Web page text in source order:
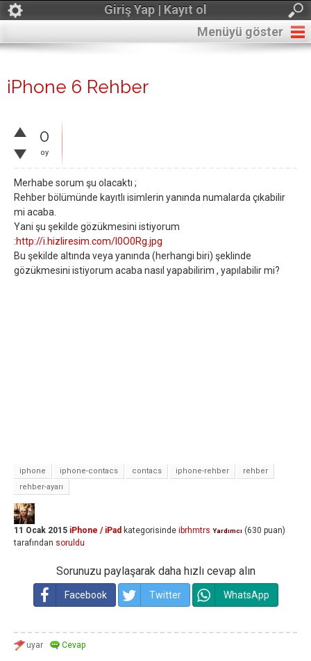
Giriş Yap | Kayıt ol
Menüyü göster
iPhone 6 Rehber
0
oy
Merhabe sorum şu olacaktı ;
Rehber bölümünde kayıtlı isimlerin yanında numalarda çıkabilir
mi acaba.
Yani şu şekilde gözükmesini istiyorum
:http://i.hizliresim.com/l0O0Rg.jpg
Bu şekilde altında veya yanında (herhangi biri) şeklinde
gözükmesini istiyorum acaba nasıl yapabilirim , yapılabilir mi?
iphone iphone-contacs contacs iphone-rehber
rehber
rehber-ayarı
11 Ocak 2015 iPhone / iPad kategorisinde ibrhmtrs Yardımcı (630 puan)
tarafından soruldu
Sorunuzu paylaşarak daha hızlı cevap alın
Facebook Twitter WhatsApp